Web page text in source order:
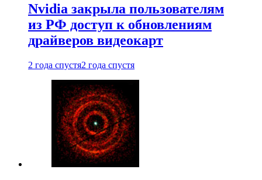
Nvidia закрыла пользователям
из РФ доступ к обновлениям
драйверов видеокарт
2 года спустя2 года спустя